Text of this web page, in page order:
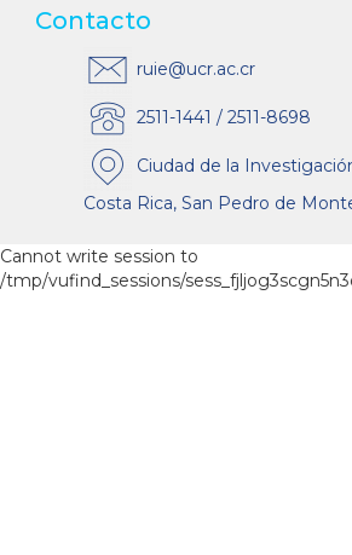
Contacto
ruie@ucr.ac.cr
2511-1441 / 2511-8698
Ciudad de la
Costa Rica, San Pedro de
Cannot write session to
/tmp/vufind_sessions/